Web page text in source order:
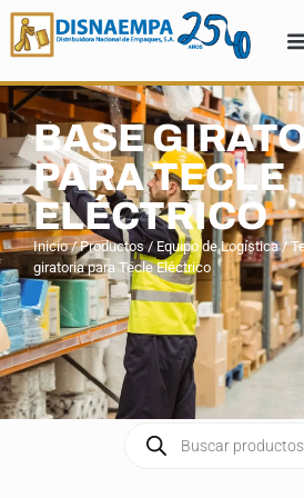
BASE
PARA TECLE
ELÉCTRICO
Inicio/Productos/Equipo de Logística/
giratoria para Tecle Eléctrico